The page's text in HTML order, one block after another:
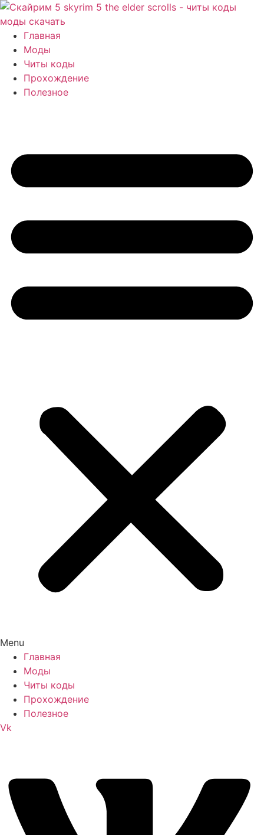
Перейти
к
содержимому
Главная
Моды
Читы коды
Прохождение
Полезное
Menu
Главная
Моды
Читы коды
Прохождение
Полезное
Vk